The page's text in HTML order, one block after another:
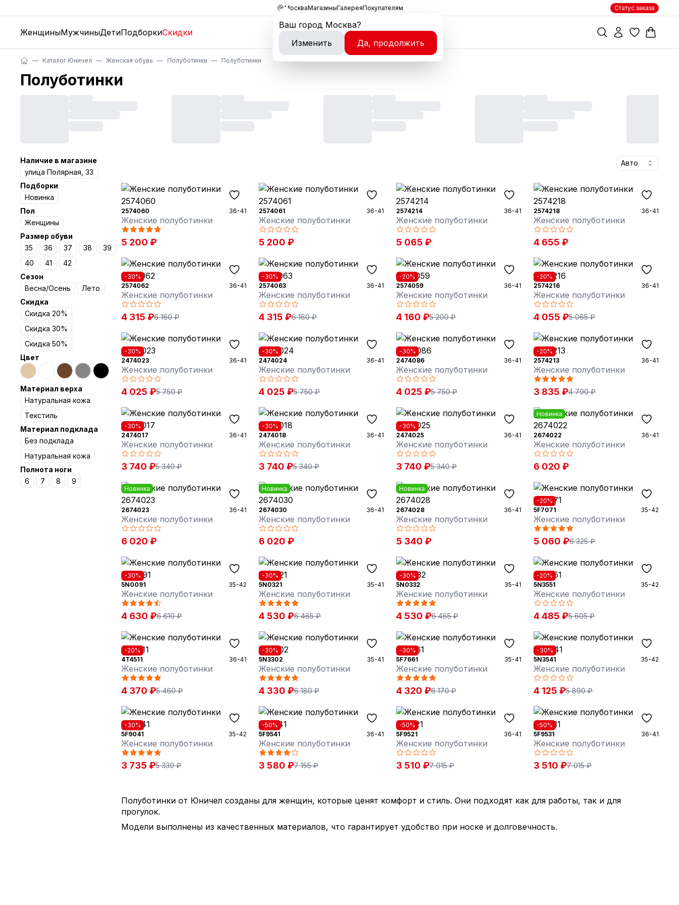
Москва
Ваш город Москва?
Изменить
Да, продолжить
МагазиныГалереяПокупателям Статус заказа
ЖенщиныМужчиныДетиПодборкиСкидки
Каталог Юничел Женская обувь Полуботинки Полуботинки
Полуботинки
Наличие в магазине
улица Полярная, 33
Подборки
Новинка
Пол
Женщины
Размер обуви
35
36 37 38
39
40
41
42
Сезон
Весна/Осень
Лето
Скидка
Скидка 20%
Скидка 30%
Скидка 50%
Цвет
Материал верха
Натуральная кожа
Текстиль
Материал подклада
Без подклада
Натуральная кожа
Полнота ноги
6
7 8 9
Авто
2574060 36-41
Женские полуботинки
5 200 ₽
2574061 36-41
Женские полуботинки
5 200 ₽
2574214 36-41
Женские полуботинки
5 065 ₽
2574218 36-41
Женские полуботинки
4 655 ₽
-30%
2574062
36-41
Женские полуботинки
4 315 ₽6 160 ₽
-30%
2574063
36-41
Женские полуботинки
4 315 ₽6 160 ₽
-20%
2574059
36-41
Женские полуботинки
4 160 ₽5 200 ₽
-20%
2574216
36-41
Женские полуботинки
4 055 ₽5 065 ₽
-30%
2474023
36-41
Женские полуботинки
4 025 ₽5 750 ₽
-30%
2474024
36-41
Женские полуботинки
4 025 ₽5 750 ₽
-30%
2474086
36-41
Женские полуботинки
4 025 ₽5 750 ₽
-20%
2574213
36-41
Женские полуботинки
3 835 ₽4 790 ₽
-30%
2474017
36-41
Женские полуботинки
3 740 ₽5 340 ₽
-30%
2474018
36-41
Женские полуботинки
3 740 ₽5 340 ₽
-30%
2474025
36-41
Женские полуботинки
3 740 ₽5 340 ₽
Новинка
2674022 36-41
Женские полуботинки
6 020 ₽
Новинка
2674023 36-41
Женские полуботинки
6 020 ₽
Новинка
2674030 36-41
Женские полуботинки
6 020 ₽
Новинка
2674028 36-41
Женские полуботинки
5 340 ₽
-20%
5F7071
35-42
Женские полуботинки
5 060 ₽6 325 ₽
-30%
5N0091
35-42
Женские полуботинки
4 630 ₽6 610 ₽
-30%
5N0321
35-41
Женские полуботинки
4 530 ₽6 465 ₽
-30%
5N0332
35-41
Женские полуботинки
4 530 ₽6 465 ₽
-20%
5N3551
35-42
Женские полуботинки
4 485 ₽5 605 ₽
-20%
4T4511
36-41
Женские полуботинки
4 370 ₽5 460 ₽
-30%
5N3302
35-41
Женские полуботинки
4 330 ₽6 180 ₽
-30%
5F7661
35-41
Женские полуботинки
4 320 ₽6 170 ₽
-30%
5N3541
35-42
Женские полуботинки
4 125 ₽5 890 ₽
-30%
5F9041
35-42
Женские полуботинки
3 735 ₽5 330 ₽
-50%
5F9541
36-41
Женские полуботинки
3 580 ₽7 155 ₽
-50%
5F9521
36-41
Женские полуботинки
3 510 ₽7 015 ₽
-50%
5F9531
36-41
Женские полуботинки
3 510 ₽7 015 ₽
Полуботинки от Юничел созданы для женщин, которые ценят комфорт и стиль. Они подходят как для работы, так и для
прогулок.
Модели выполнены из качественных материалов, что гарантирует удобство при носке и долговечность.